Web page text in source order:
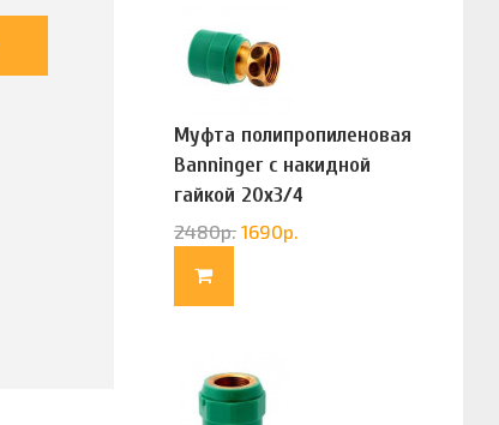
Муфта полипропиленовая
Banninger с накидной
гайкой 20х3/4
(G83322020)
2480р. 1690р.